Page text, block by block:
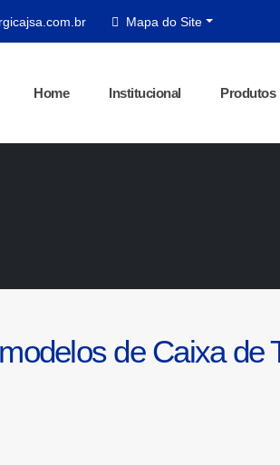
Mapa do Site
Home Institucional Produtos
de Caixa de